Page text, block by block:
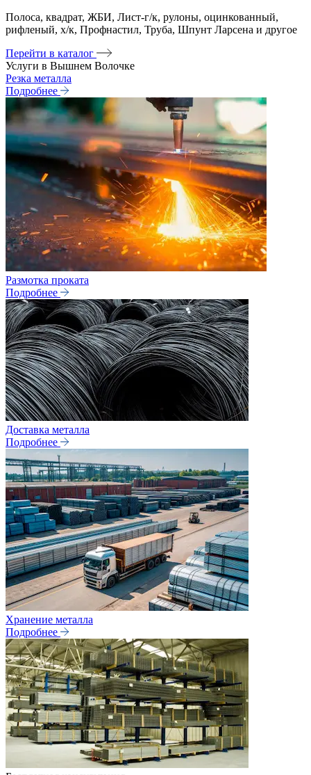
Полоса, квадрат, ЖБИ, Лист-г/к, рулоны, оцинкованный,
рифленый, х/к, Профнастил, Труба, Шпунт Ларсена и другое
Перейти в каталог
Услуги в Вышнем Волочке
Резка металла
Подробнее
Размотка проката
Подробнее
Доставка металла
Подробнее
Хранение металла
Подробнее